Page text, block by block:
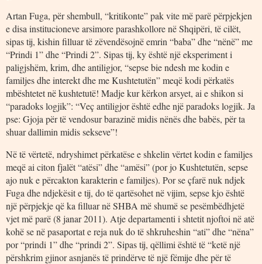
Artan Fuga, për shembull, “kritikonte” pak vite më parë përpjekjen
e disa institucioneve arsimore parashkollore në Shqipëri, të cilët,
sipas tij, kishin filluar të zëvendësojnë emrin “baba” dhe “nënë” me
“Prindi 1” dhe “Prindi 2”. Sipas tij, ky është një eksperiment i
paligjshëm, krim, dhe antiligjor, “sepse bie ndesh me kodin e
familjes dhe interekt dhe me Kushtetutën” meqë kodi përkatës
mbështetet në kushtetutë! Madje kur kërkon arsyet, ai e shikon si
“paradoks logjik”: “Veç antiligjor është edhe një paradoks logjik. Ja
pse: Gjoja për të vendosur barazinë midis nënës dhe babës, për ta
shuar dallimin midis sekseve”!
Në të vërtetë, ndryshimet përkatëse e shkelin vërtet kodin e familjes
meqë ai citon fjalët “atësi” dhe “amësi” (por jo Kushtetutën, sepse
ajo nuk e përcakton karakterin e familjes). Por se çfarë nuk ndjek
Fuga dhe ndjekësit e tij, do të qartësohet në vijim, sepse kjo është
një përpjekje që ka filluar në SHBA më shumë se pesëmbëdhjetë
vjet më parë (8 janar 2011). Atje departamenti i shtetit njoftoi në atë
kohë se në pasaportat e reja nuk do të shkruheshin “ati” dhe “nëna”
por “prindi 1” dhe “prindi 2”. Sipas tij, qëllimi është të “ketë një
përshkrim gjinor asnjanës të prindërve të një fëmije dhe për të